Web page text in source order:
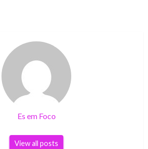
Es em Foco
View all posts